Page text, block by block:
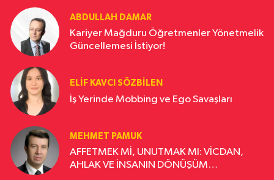
ABDULLAH DAMAR
Kariyer Mağduru Öğretmenler Yönetmelik
Güncellemesi İstiyor!
ELIF KAVCI SÖZBILEN
İş Yerinde Mobbing ve Ego Savaşları
MEHMET PAMUK
AFFETMEK Mİ, UNUTMAK MI: VİCDAN,
AHLAK VE İNSANIN DÖNÜŞÜM